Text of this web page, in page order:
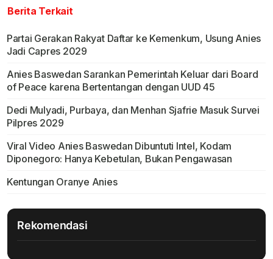
Berita Terkait
Partai Gerakan Rakyat Daftar ke Kemenkum, Usung Anies
Jadi Capres 2029
Anies Baswedan Sarankan Pemerintah Keluar dari Board
of Peace karena Bertentangan dengan UUD 45
Dedi Mulyadi, Purbaya, dan Menhan Sjafrie Masuk Survei
Pilpres 2029
Viral Video Anies Baswedan Dibuntuti Intel, Kodam
Diponegoro: Hanya Kebetulan, Bukan Pengawasan
Kentungan Oranye Anies
Rekomendasi